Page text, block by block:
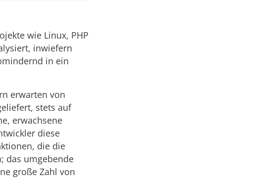
wie Linux, PHP
inwiefern
in ein
erwarten von
stets auf
erwachsene
diese
die die
das umgebende
große Zahl von